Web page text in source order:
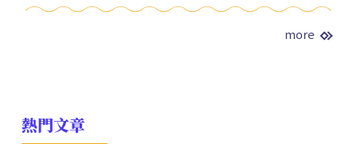
more
熱門文章